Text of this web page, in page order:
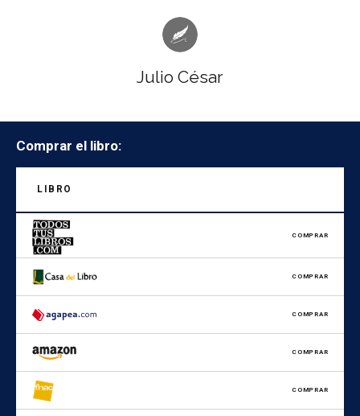
Julio César
Comprar el libro:
LIBRO
COMPRAR
COMPRAR
COMPRAR
COMPRAR
COMPRAR